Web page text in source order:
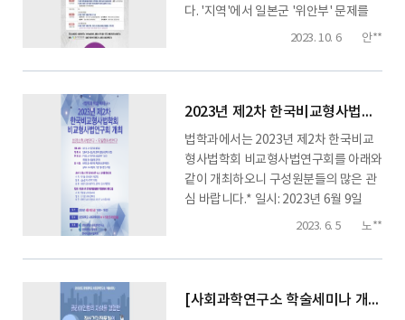
다. '지역'에서 일본군 '위안부' 문제를
직시하고 피해자 지원 활동 및 사회운동,
주체들이 있습니다. 그들의 역사적 경험
와 지역성에 대해 논의할 수 있는 대화의
장[場]을 마련하였으니, 관심있는 분들
의 많은 참여 부탁드립니다.※온 오프라
인 동시 진행일시 : 2023년 10월 14일
10:00~18:00장소 : 창원대학교 본부 2
: https://us02web.zoom...
2023. 10. 6 안**
2023년 제2차 한국비교형사법학회 비교형사법연구회 개최
법학과에서는 2023년 제2차 한국비교
형사법학회 비교형사법연구회를 아래와
같이 개최하오니 구성원분들의 많은 관
심 바랍니다.* 일시: 2023년 6월 9일
(금) 13:30 - 18:00* 장소: 사회과학대학
프랑스형사법연구·독일형사법연구* 문
2023. 6. 5 노**
[사회과학연구소 학술세미나 개최]클라이언트의 자살을 경험한 정신건강전문가의 심리적 외상과 외상후 성장